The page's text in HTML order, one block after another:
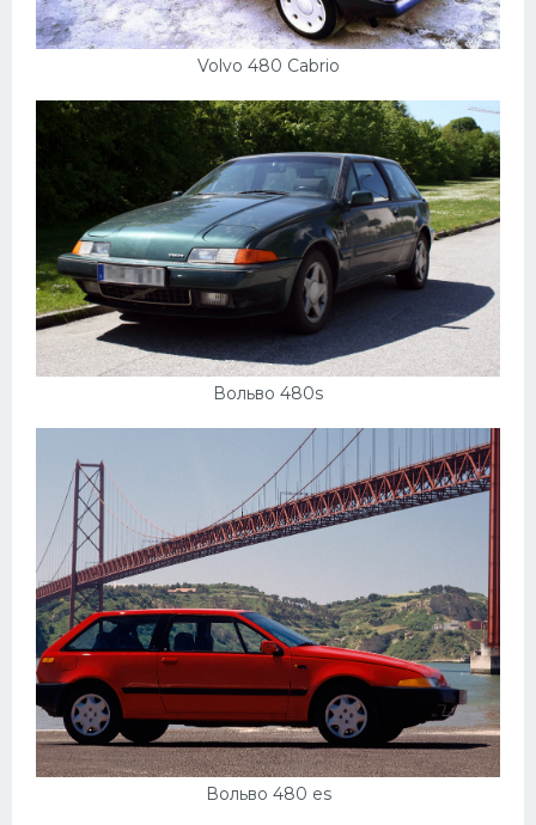
Volvo 480 Cabrio
Вольво 480s
Вольво 480 es